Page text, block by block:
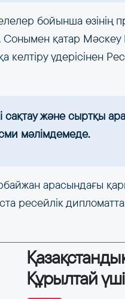
бойынша өзінің
Сонымен қатар
келтіру үдерісінен
сақтау және сыртқы
мәлімдемеде.
арасындағы
ресейлік
Құрылтай